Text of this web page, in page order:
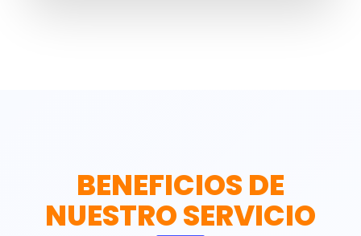
BENEFICIOS DE
NUESTRO SERVICIO